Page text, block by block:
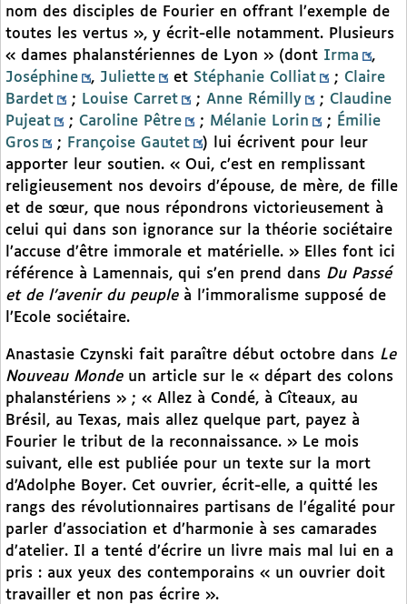
nom des disciples de Fourier en offrant l’exemple de
toutes les vertus », y écrit-elle notamment. Plusieurs
« dames phalanstériennes de Lyon » (dont Irma
,
Joséphine
, Juliette et Stéphanie Colliat ; Claire
Bardet
; Louise Carret ; Anne Rémilly ; Claudine
Pujeat
; Caroline Pêtre ; Mélanie Lorin ; Émilie
Gros
; Françoise Gautet
) lui écrivent pour leur
apporter leur soutien. « Oui, c’est en remplissant
religieusement nos devoirs d’épouse, de mère, de fille
et de sœur, que nous répondrons victorieusement à
celui qui dans son ignorance sur la théorie sociétaire
l’accuse d’être immorale et matérielle. » Elles font ici
référence à Lamennais, qui s’en prend dans Du Passé
et de l’avenir du peupleà l’immoralisme supposé de
l’Ecole sociétaire.
Anastasie Czynski fait paraître début octobre dans Le
Nouveau Mondeun article sur le « départ des colons
phalanstériens » ; « Allez à Condé, à Cîteaux, au
Brésil, au Texas, mais allez quelque part, payez à
Fourier le tribut de la reconnaissance. » Le mois
suivant, elle est publiée pour un texte sur la mort
d’Adolphe Boyer. Cet ouvrier, écrit-elle, a quitté les
rangs des révolutionnaires partisans de l’égalité pour
parler d’association et d’harmonie à ses camarades
d’atelier. Il a tenté d’écrire un livre mais mal lui en a
pris : aux yeux des contemporains « un ouvrier doit
travailler et non pas écrire ».